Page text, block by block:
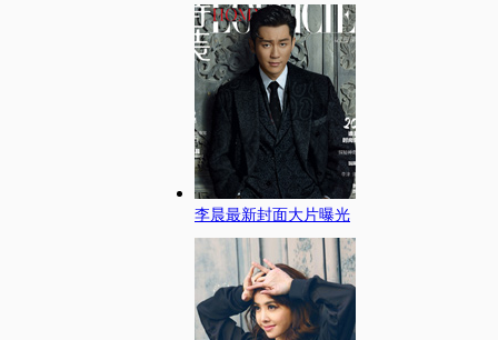
李晨最新封面大片曝光